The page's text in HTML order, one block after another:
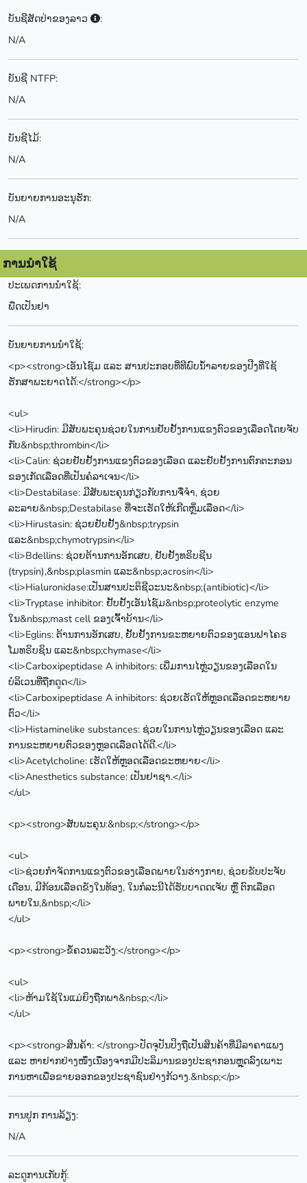
ບັນຊີສັດປ່າຂອງລາວ
:
N/A
ບັນຊີ NTFP:
N/A
ບັນຊີໄມ້:
N/A
ບັນຍາຍການອະນຸຮັກ:
N/A
ການນຳໃຊ້
ປະເພດການນຳໃຊ້:
ພືດເປັນຢາ
ບັນຍາຍການນຳໃຊ້:
<p><strong>ເອັນໄຊ໌ມ ແລະ ສານປະກອບທີ່ທີພົບນ້ຳລາຍຂອງປີງທີ່ໃຊ້
ຮັກສາພະຍາດໄດ້:</strong></p>
<ul>
<li>Hirudin: ມີສັບພະຄຸນຊ່ວຍໃນການຢັບຢັ້ງການແຂງຕົວຂອງເລືອດໂດຍຈັບ
ກັບ&nbsp;thrombin</li>
<li>Calin: ຊ່ວຍຢັບຢັ້ງການແຂງຕົວຂອງເລືອດ ແລະຢັບຢັ້ງການຕົກຕະກອນ
ຂອງເກັດເລືອດທີ່ເປັນຄໍລາເຈນ</li>
<li>Destabilase: ມີສັບພະຄຸນກ່ຽວກັບການຈື່ຈຳ, ຊ່ວຍ
ລະລາຍ&nbsp;Destabilase ທີ່ຈະເຮັດໃຫ້ເກີດຫຼິ່ມເລືອດ</li>
<li>Hirustasin: ຊ່ວຍຢັບຢັ້ງ&nbsp;trypsin
ແລະ&nbsp;chymotrypsin</li>
<li>Bdellins: ຊ່ວຍຕ້ານການອັກເສບ, ຢັບຢັ້ງທຣິບຊີນ
(trypsin),&nbsp;plasmin ແລະ&nbsp;acrosin</li>
<li>Hialuronidase:ເປັນສານປະຕິຊີວະນະ&nbsp;(antibiotic)</li>
<li>Tryptase inhibitor: ຢັ້ບຢັ້ງເອັນໄຊ໌ມ&nbsp;proteolytic enzyme
ໃນ&nbsp;mast cell ຂອງເຈົ້າບ້ານ</li>
<li>Eglins: ຕ້ານການອັກເສບ, ຢັ້ບຢັ້ງການຂະຫຍາຍຕົວຂອງແອນຟາໄຄຣ
ໂມທຣິບຊິນ ແລະ&nbsp;chymase</li>
<li>Carboxipeptidase A inhibitors: ເພີ່ມການໄຫຼ່ວຽນຂອງເລືອດໃນ
ບໍລິເວນທີ່ຖືກດູດ</li>
<li>Carboxipeptidase A inhibitors: ຊ່ວຍເຮັດໃຫ້ຫຼອດເລືອດຂະຫຍາຍ
ຕົວ</li>
<li>Histaminelike substances: ຊ່ວຍໃນການໄຫຼ່ວຽນຂອງເລືອດ ແລະ
ການຂະຫຍາຍຕົວຂອງຫຼອດເລືອດໄດ້ດີ.</li>
<li>Acetylcholine: ເຮັດໃຫ້ຫຼອດເລືອດຂະຫຍາຍ</li>
<li>Anesthetics substance: ເປັນຢາຊາ.</li>
</ul>
<p><strong>ສັບພະຄຸນ:&nbsp;</strong></p>
<ul>
<li>ຊ່ວຍກຳຈັດການແຂງຕົວຂອງເລືອດພາຍໃນຮ່າງກາຍ, ຊ່ວຍຂັບປະຈັບ
ເດືອນ, ມີກ້ອນເລືອດຂັງໃນທ້ອງ, ໃນກໍລະນີໄດ້ຮັບບາດດເຈັບ ຫຼື ຕົກເລືອດ
ພາຍໃນ,&nbsp;</li>
</ul>
<p><strong>ຂໍ້ຄວນລະວັງ:</strong></p>
<ul>
<li>ຫ້າມໃຊ້ໃນແມ່ຍິງຖືກພາ&nbsp;</li>
</ul>
<p><strong>ສິນຄ້າ: </strong>ປັດຈຸປັນປິງຖືເປັນສິນຄ້າທີ່ມີລາຄາແພງ
ແລະ ຫາຢາກຢ່າງໜຶ່ງເນື່ອງຈາກມີປະລິມານຂອງປະຊາກອນຫຼຸດລົງເພາະ
ການຫາເພື່ອຂາຍອອກຂອງປະຊາຊົນຢ່າງກ້ວາງ.&nbsp;</p>
ການປູກ ການລ້ຽງ:
N/A
ລະດູການເກັບກູ້: